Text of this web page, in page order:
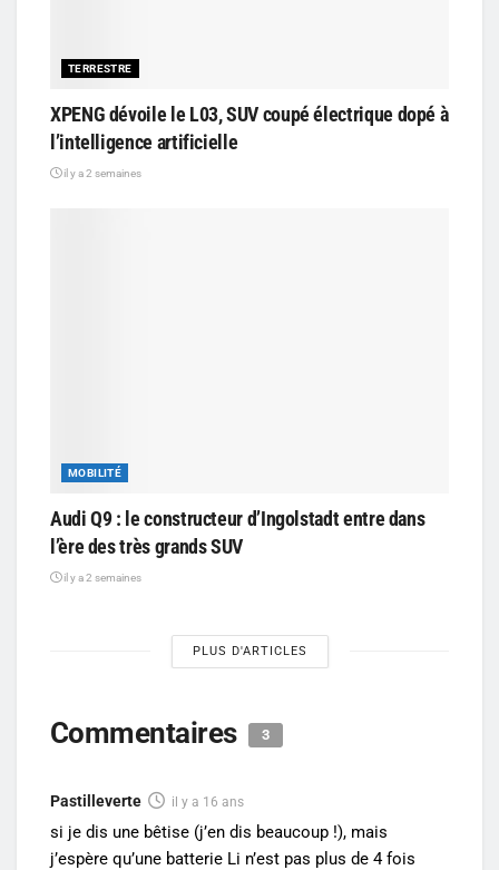
TERRESTRE
XPENG dévoile le L03, SUV coupé électrique dopé à
l’intelligence artificielle
il y a 2 semaines
MOBILITÉ
Audi Q9 : le constructeur d’Ingolstadt entre dans
l’ère des très grands SUV
il y a 2 semaines
PLUS D'ARTICLES
Commentaires 3
Pastilleverte il y a 16 ans
si je dis une bêtise (j’en dis beaucoup !), mais
j’espère qu’une batterie Li n’est pas plus de 4 fois